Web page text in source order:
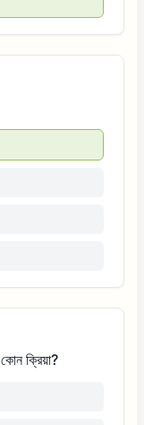
ক্রিয়া?